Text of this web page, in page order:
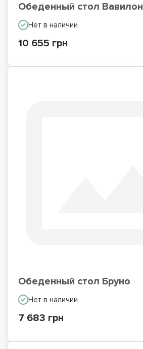
Обеденный стол Вавилон
Нет в наличии
10 655 грн
Обеденный стол Бруно
Нет в наличии
7 683 грн